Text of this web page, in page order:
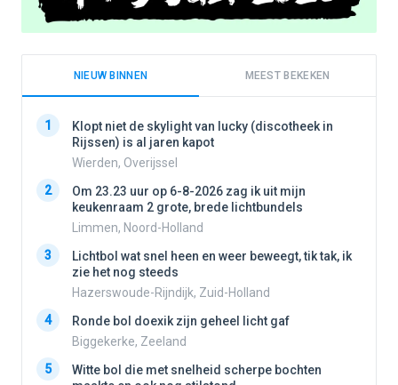
NIEUW BINNEN MEEST BEKEKEN
1
Klopt niet de skylight van lucky (discotheek in
Rijssen) is al jaren kapot
Wierden, Overijssel
2
Om 23.23 uur op 6-8-2026 zag ik uit mijn
keukenraam 2 grote, brede lichtbundels
Limmen, Noord-Holland
3
Lichtbol wat snel heen en weer beweegt, tik tak, ik
zie het nog steeds
Hazerswoude-Rijndijk, Zuid-Holland
4
Ronde bol doexik zijn geheel licht gaf
Biggekerke, Zeeland
5
Witte bol die met snelheid scherpe bochten